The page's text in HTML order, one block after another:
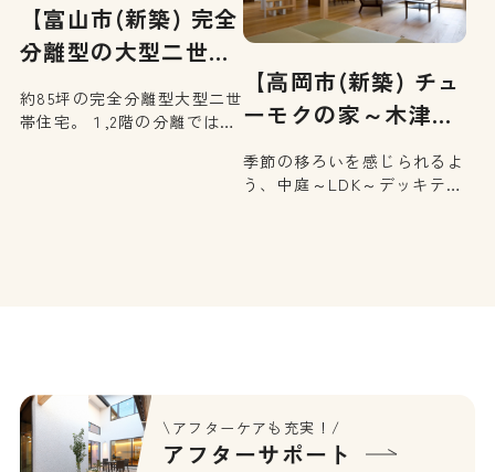
【富山市(新築) 完全
分離型の大型二世
帯…
約85坪の完全分離型大型二世
帯住宅。１,2階の分離ではな
【高岡市(新築) チュ
ーモクの家～木津
の…
季節の移ろいを感じられるよ
う、中庭～LDK～デッキテラ
\アフターケアも充実！/
アフターサポート